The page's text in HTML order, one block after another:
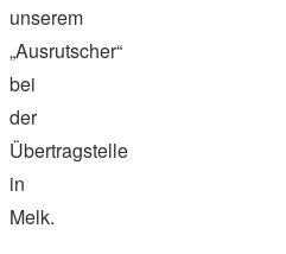
unserem
„Ausrutscher“
bei
der
Übertragstelle
in
Melk.